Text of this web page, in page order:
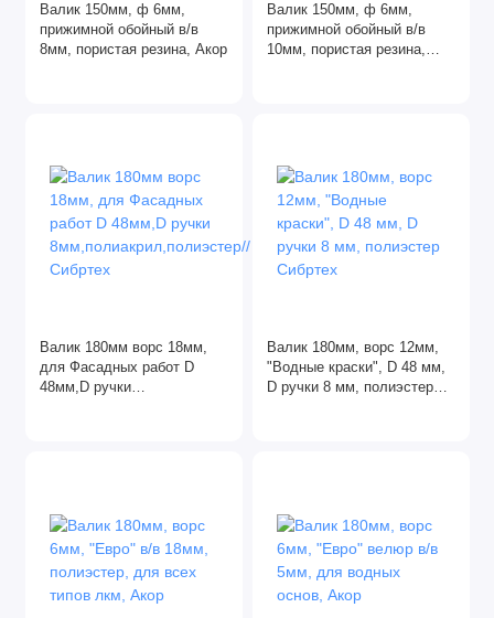
Валик 150мм, ф 6мм,
прижимной обойный в/в
8мм, пористая резина, Акор
Валик 150мм, ф 6мм,
прижимной обойный в/в
10мм, пористая резина,
Валик 180мм ворс 18мм,
для Фасадных работ D
48мм,D ручки
Валик 180мм, ворс 12мм,
"Водные краски", D 48 мм,
D ручки 8 мм, полиэстер